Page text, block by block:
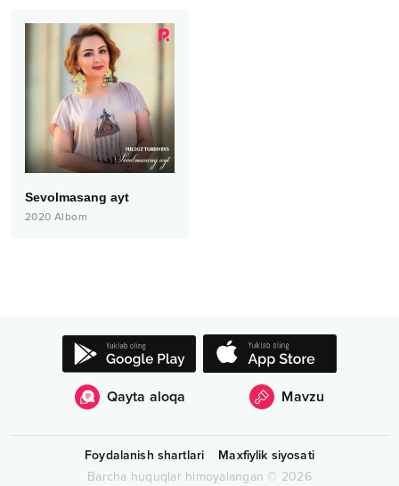
Sevolmasang ayt
2020 Albom
Qayta aloqa Mavzu
Foydalanish shartlari
Maxfiylik siyosati
Barcha huquqlar himoyalangan © 2026